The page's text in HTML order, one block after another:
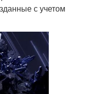
с учетом